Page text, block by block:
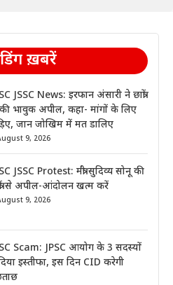
ख़बरें
JSSC News: इरफान अंसारी ने छात्रों
भावुक अपील, कहा- मांगों के लिए
जान जोखिम में मत डालिए
9, 2026
JSSC Protest: मंत्री सुदिव्य सोनू की
से अपील-आंदोलन खत्म करें
9, 2026
Scam: JPSC आयोग के 3 सदस्यों
इस्तीफा, इस दिन CID करेगी